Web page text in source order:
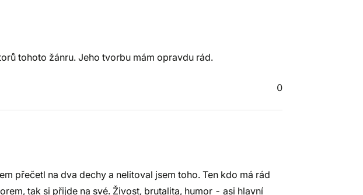
tohoto žánru. Jeho tvorbu mám opravdu rád.
0
přečetl na dva dechy a nelitoval jsem toho. Ten kdo má rád
tak si přijde na své. Živost, brutalita, humor - asi hlavní